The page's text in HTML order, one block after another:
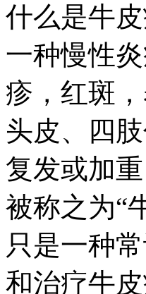
什么是牛
一种慢性
疹，红斑
头皮、四
复发或加
被称之为“
只是一种
和治疗牛皮